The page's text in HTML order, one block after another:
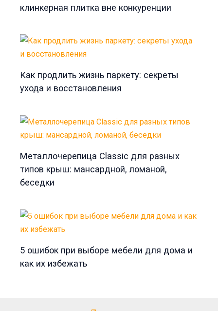
клинкерная плитка вне конкуренции
Как продлить жизнь паркету: секреты
ухода и восстановления
Металлочерепица Classic для разных
типов крыш: мансардной, ломаной,
беседки
5 ошибок при выборе мебели для дома и
как их избежать